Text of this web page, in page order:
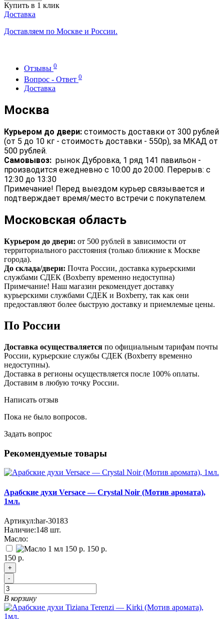
Купить в 1 клик
Доставка
Доставляем по Москве и России.
Отзывы 0
Вопрос - Ответ 0
Доставка
Москва
Курьером до двери: стоимость доставки от 300 рублей
(от 5 до 10 кг - стоимость доставки - 550р), за МКАД от
500 рублей.
Самовывоз: рынок Дубровка, 1 ряд 141 павильон -
производится ежедневно с 10:00 до 20:00. Перерыв: с
12:30 до 13:30
Примечание! Перед выездом курьер связывается и
подтверждает время/место встречи с покупателем.
Московская область
Курьером до двери: от 500 рублей в зависимости от
территориального расстояния (только ближние к Москве
города).
До склада/двери: Почта России, доставка курьерскими
службами СДЕК (Boxberry временно недоступна)
Примечание! Наш магазин рекомендует доставку
курьерскими службами СДЕК и Boxberry, так как они
предоставляют более быструю доставку и приемлемые цены.
По России
Доставка осуществаляется по официальным тарифам почты
России, курьерские службы СДЕК (Boxberry временно
недоступны).
Доставка в регионы осуществляется после 100% оплаты.
Доставим в любую точку России.
Написать отзыв
Пока не было вопросов.
Задать вопрос
Рекомендуемые товары
Арабские духи Versace — Crystal Noir (Мотив аромата),
1мл.
Артикул:har-30183
Наличие:148 шт.
Масло:
150 р.
150 р.
+
-
В корзину